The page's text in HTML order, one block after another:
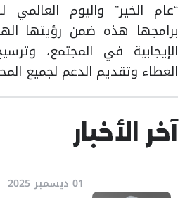
“عام الخير” واليوم العالمي
برامجها هذه ضمن رؤيتها
الإيجابية في المجتمع،
العطاء وتقديم الدعم لجميع
آخر الأخبار
01 ديسمبر 2025